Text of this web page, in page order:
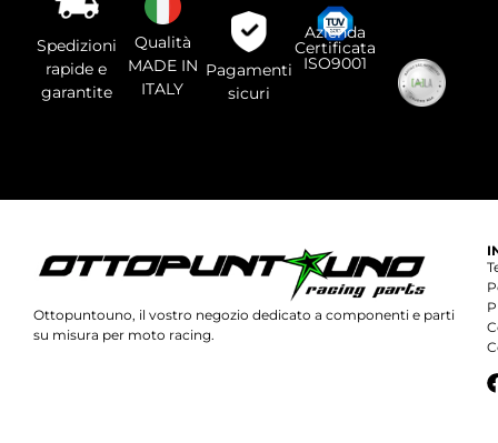
questo
campo.
Spedizioni
rapide e
garantite
Qualità
MADE IN
ITALY
Pagamenti
sicuri
Azienda
Certificata
ISO9001
Ottopuntouno, il vostro negozio dedicato a componenti e parti
su misura per moto racing.